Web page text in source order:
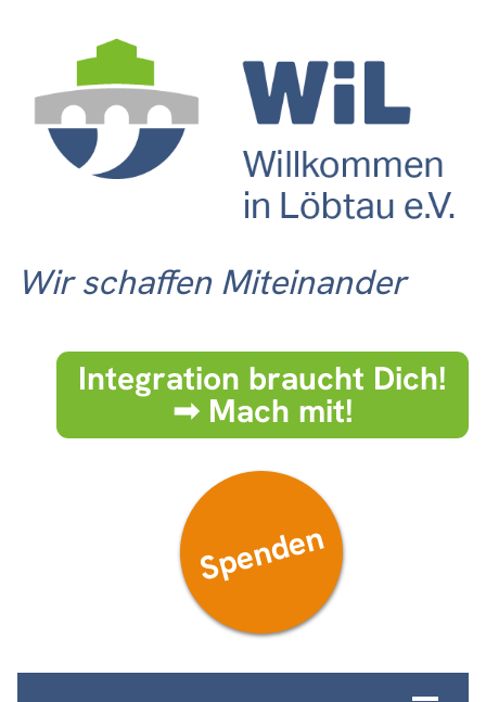
Wir schaffen Miteinander
Integration braucht Dich!
➟ Mach mit!
Spenden